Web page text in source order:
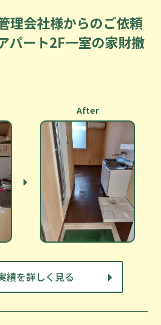
理会社様からのご依頼
パート2F一室の家財撤
After
績を詳しく見る